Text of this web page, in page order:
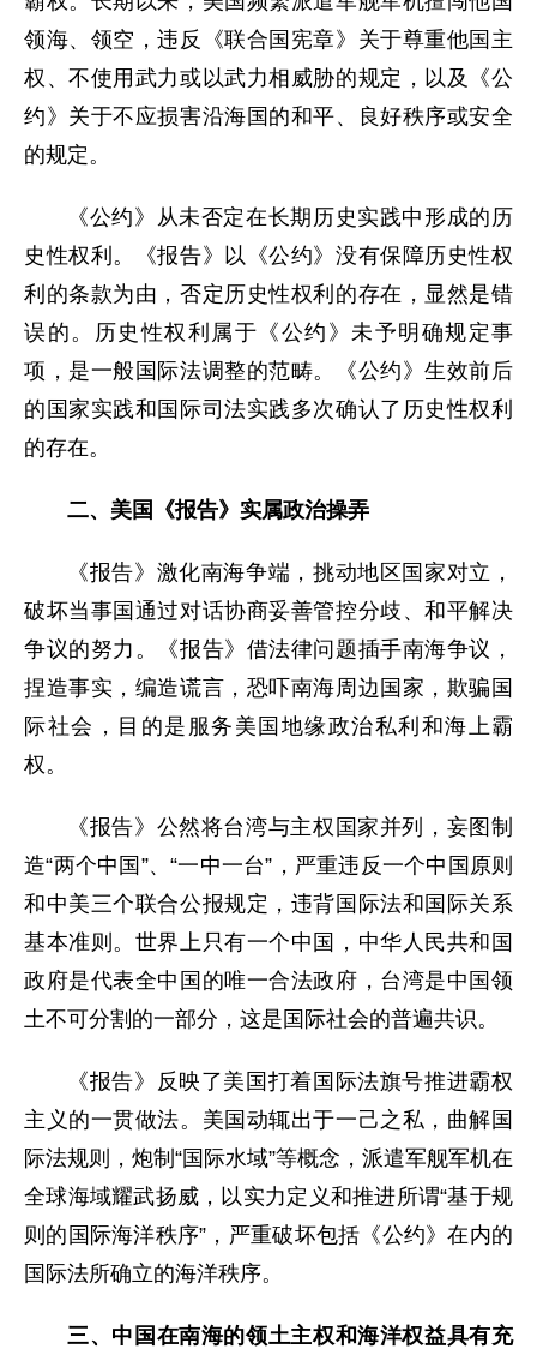
领海、领空，违反《联合国宪章》关于尊重他国主
权、不使用武力或以武力相威胁的规定，以及《公
约》关于不应损害沿海国的和平、良好秩序或安全
的规定。
《公约》从未否定在长期历史实践中形成的历
史性权利。《报告》以《公约》没有保障历史性权
利的条款为由，否定历史性权利的存在，显然是错
误的。历史性权利属于《公约》未予明确规定事
项，是一般国际法调整的范畴。《公约》生效前后
的国家实践和国际司法实践多次确认了历史性权利
的存在。
二、美国《报告》实属政治操弄
《报告》激化南海争端，挑动地区国家对立，
破坏当事国通过对话协商妥善管控分歧、和平解决
争议的努力。《报告》借法律问题插手南海争议，
捏造事实，编造谎言，恐吓南海周边国家，欺骗国
际社会，目的是服务美国地缘政治私利和海上霸
权。
《报告》公然将台湾与主权国家并列，妄图制
造“两个中国”、“一中一台”，严重违反一个中国原则
和中美三个联合公报规定，违背国际法和国际关系
基本准则。世界上只有一个中国，中华人民共和国
政府是代表全中国的唯一合法政府，台湾是中国领
土不可分割的一部分，这是国际社会的普遍共识。
《报告》反映了美国打着国际法旗号推进霸权
主义的一贯做法。美国动辄出于一己之私，曲解国
际法规则，炮制“国际水域”等概念，派遣军舰军机在
全球海域耀武扬威，以实力定义和推进所谓“基于规
则的国际海洋秩序”，严重破坏包括《公约》在内的
国际法所确立的海洋秩序。
三、中国在南海的领土主权和海洋权益具有充